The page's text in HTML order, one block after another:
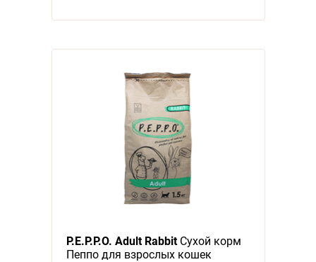
P.E.P.P.O. Adult RabbitСухой корм
Пеппо для взрослых кошек